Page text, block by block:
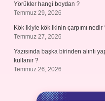
Yörükler hangi boydan ?
Temmuz 29, 2026
Kök ikiyle kök ikinin çarpımı nedir
Temmuz 27, 2026
Yazısında başka birinden alıntı
kullanır ?
Temmuz 26, 2026